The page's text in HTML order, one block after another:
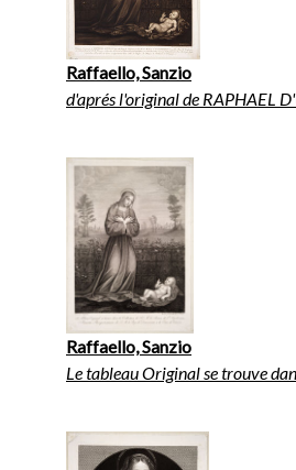
Raffaello, Sanzio
d'aprés l'original de RAPHAEL
Raffaello, Sanzio
Le tableau Original se trouve